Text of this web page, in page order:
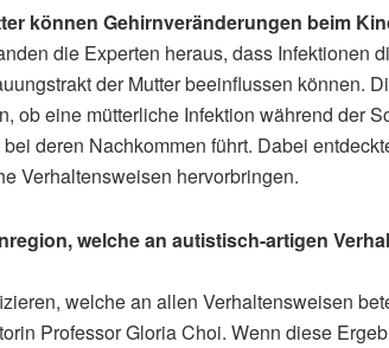
können Gehirnveränderungen beim
die Experten heraus, dass Infektionen
der Mutter beeinflussen können.
ob eine mütterliche Infektion während der
deren Nachkommen führt. Dabei
Verhaltensweisen hervorbringen.
welche an autistisch-artigen
welche an allen Verhaltensweisen
Professor Gloria Choi. Wenn diese